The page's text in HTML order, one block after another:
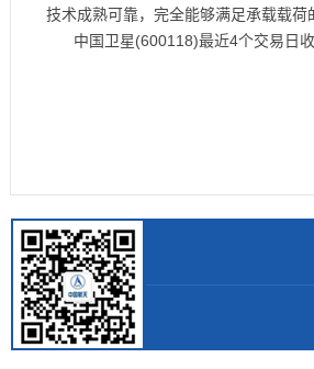
技术成熟可靠，完全能够满足承载载荷
中国卫星(600118)最近4个交易日